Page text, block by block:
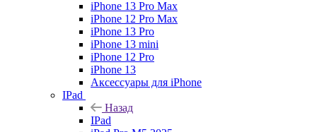
iPhone 13 Pro Max
iPhone 12 Pro Max
iPhone 13 Pro
iPhone 13 mini
iPhone 12 Pro
iPhone 13
Аксессуары для iPhone
IPad
Назад
IPad